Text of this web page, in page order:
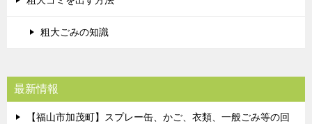
粗大ごみの知識
最新情報
【福山市加茂町】スプレー缶、かご、衣類、一般ごみ等の回